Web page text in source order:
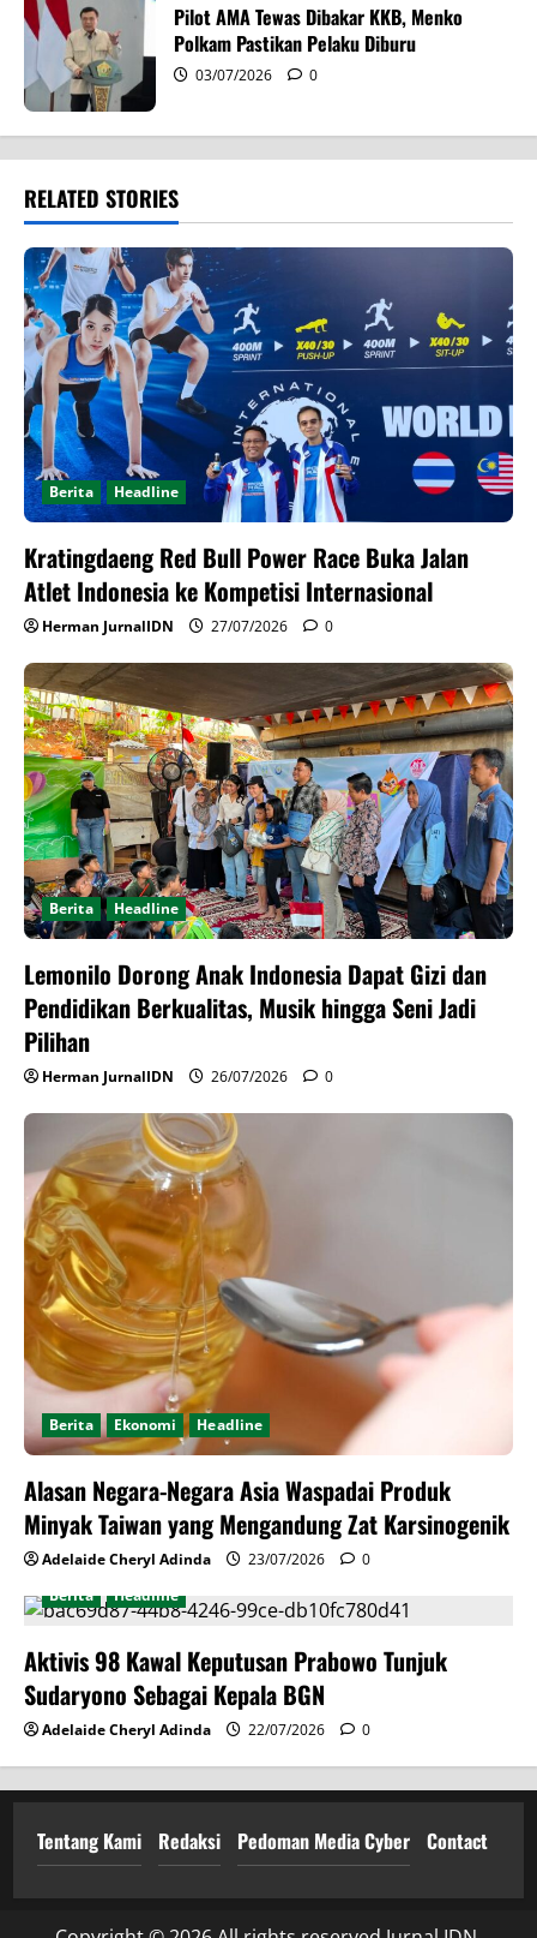
Pilot AMA Tewas Dibakar KKB, Menko
Polkam Pastikan Pelaku Diburu
03/07/2026 0
RELATED STORIES
Berita Headline
Kratingdaeng Red Bull Power Race Buka Jalan
Atlet Indonesia ke Kompetisi Internasional
Herman JurnalIDN 27/07/2026 0
Berita Headline
Lemonilo Dorong Anak Indonesia Dapat Gizi dan
Pendidikan Berkualitas, Musik hingga Seni Jadi
Pilihan
Herman JurnalIDN 26/07/2026 0
Berita Ekonomi Headline
Alasan Negara-Negara Asia Waspadai Produk
Minyak Taiwan yang Mengandung Zat Karsinogenik
Adelaide Cheryl Adinda 23/07/2026
0
Berita
Headline
Aktivis 98 Kawal Keputusan Prabowo Tunjuk
Sudaryono Sebagai Kepala BGN
Adelaide Cheryl Adinda 22/07/2026 0
Tentang Kami Redaksi Pedoman Media Cyber Contact